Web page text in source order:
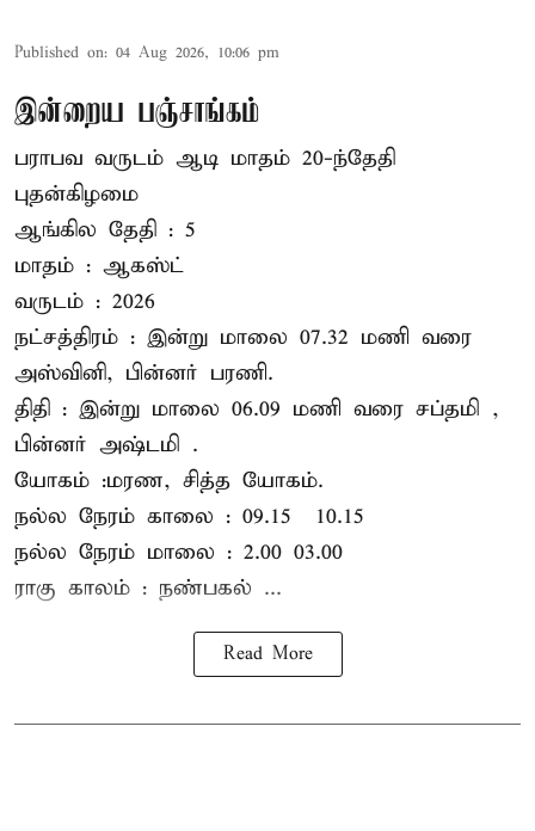
Published on: 04 Aug 2026, 10:06 pm
இன்றைய பஞ்சாங்கம்
பராபவ வருடம் ஆடி மாதம் 20-ந்தேதி
புதன்கிழமை
ஆங்கில தேதி : 5
மாதம் : ஆகஸ்ட்
வருடம் : 2026
நட்சத்திரம் : இன்று மாலை 07.32 மணி வரை
அஸ்வினி, பின்னர் பரணி.
திதி : இன்று மாலை 06.09 மணி வரை சப்தமி ,
பின்னர் அஷ்டமி .
யோகம் :மரண, சித்த யோகம்.
நல்ல நேரம் காலை : 09.15 – 10.15
நல்ல நேரம் மாலை : 2.00– 03.00
ராகு காலம் : நண்பகல் ...
Read More